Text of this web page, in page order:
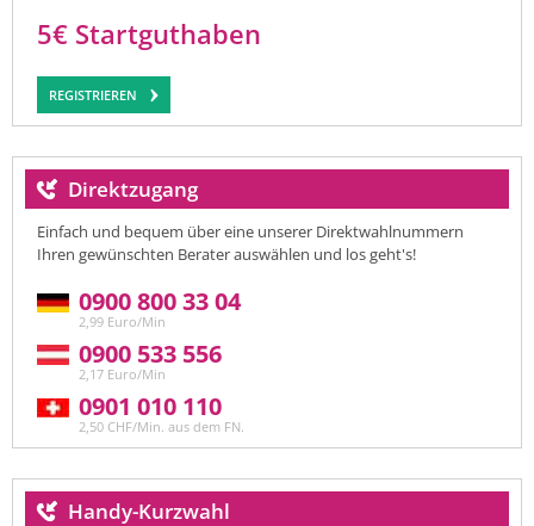
5€ Startguthaben
REGISTRIEREN
Direktzugang
Einfach und bequem über eine unserer Direktwahlnummern
Ihren gewünschten Berater auswählen und los geht's!
0900 800 33 04
2,99 Euro/Min
0900 533 556
2,17 Euro/Min
0901 010 110
2,50 CHF/Min. aus dem FN.
Handy-Kurzwahl